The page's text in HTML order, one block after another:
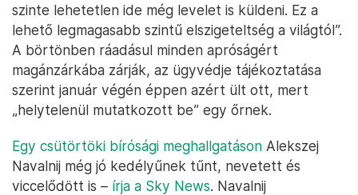
szinte lehetetlen ide még levelet is küldeni. Ez a
lehető legmagasabb szintű elszigeteltség a világtól”.
A börtönben ráadásul minden apróságért
magánzárkába zárják, az ügyvédje tájékoztatása
szerint január végén éppen azért ült ott, mert
„helytelenül mutatkozott be” egy őrnek.
Egy csütörtöki bírósági meghallgatáson Alekszej
Navalnij még jó kedélyűnek tűnt, nevetett és
viccelődött is – írja a Sky News. Navalnij